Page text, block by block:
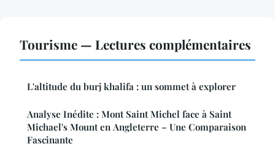
Tourisme — Lectures complémentaires
L'altitude du burj khalifa : un sommet à explorer
Analyse Inédite : Mont Saint Michel face à Saint
Michael's Mount en Angleterre – Une Comparaison
Fascinante